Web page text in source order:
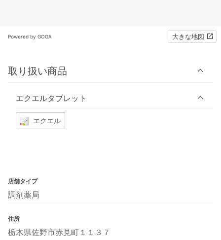
Powered by GOGA 大きな地図
取り扱い商品
エクエルタブレット
エクエル
店舗タイプ
調剤薬局
住所
栃木県佐野市赤見町１１３７